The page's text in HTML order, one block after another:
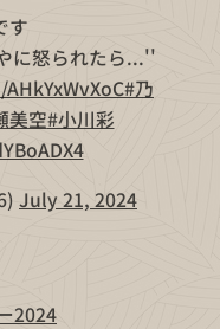
😂
に怒られたら...''
#乃
美空#小川彩
July 21, 2024
2024